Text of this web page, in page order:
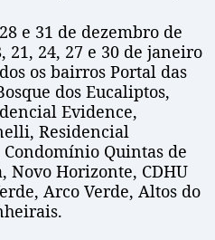
e 31 de dezembro de
21, 24, 27 e 30 de janeiro
os bairros Portal das
dos Eucaliptos,
Evidence,
Residencial
Quintas de
Novo Horizonte, CDHU
Arco Verde, Altos do